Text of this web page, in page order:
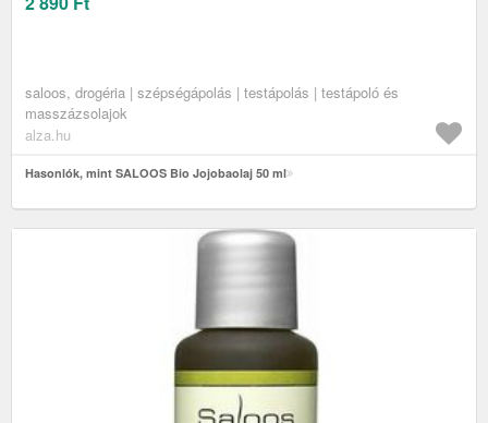
saloos, drogéria | szépségápolás | testápolás | testápoló és
masszázsolajok
alza.hu
Hasonlók, mint SALOOS Bio Jojobaolaj 50 ml